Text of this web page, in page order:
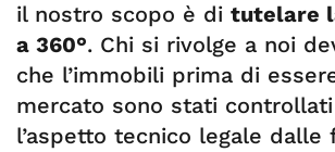
il nostro scopo è di tutelare
a 360°. Chi si rivolge a noi
che l’immobili prima di
mercato sono stati
l’aspetto tecnico legale dalle